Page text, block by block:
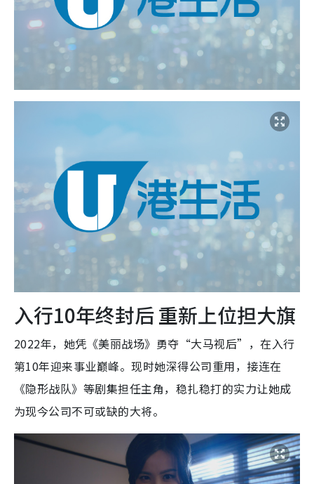
入行10年终封后 重新上位担大旗
2022年，她凭《美丽战场》勇夺“大马视后”，在入行
第10年迎来事业巅峰。现时她深得公司重用，接连在
《隐形战队》等剧集担任主角，稳扎稳打的实力让她成
为现今公司不可或缺的大将。